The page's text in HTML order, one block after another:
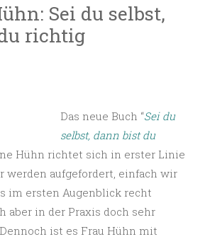
Sei du selbst,
richtig
Das neue Buch “Sei du
selbst, dann bist du
Hühn richtet sich in erster Linie
werden aufgefordert, einfach wir
im ersten Augenblick recht
aber in der Praxis doch sehr
ist es Frau Hühn mit